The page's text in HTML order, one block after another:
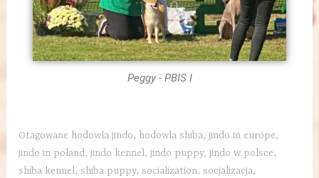
Peggy - PBIS I
Otagowane hodowla jindo, hodowla shiba,jindo in europe,
jindo in poland,jindo kennel,jindo puppy,jindo w polsce,
shiba kennel,shiba puppy,socialization,socjalizacja,